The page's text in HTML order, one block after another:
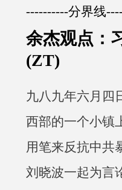
----------分界线
余杰观点：
(ZT)
九八九年六月四
西部的一个小镇
用笔来反抗中共
刘晓波一起为言